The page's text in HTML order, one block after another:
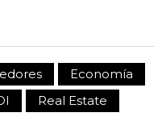
Economía
Real Estate